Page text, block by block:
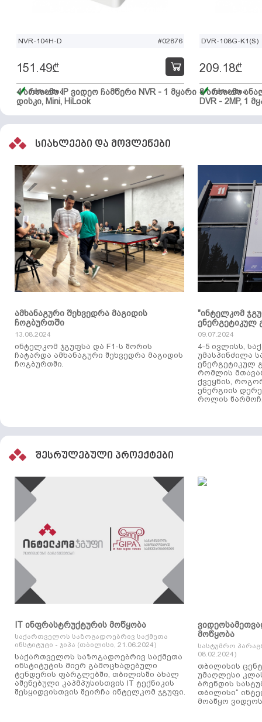
NVR-104H-D #02876
4 არხიანი IP ვიდეო ჩამწერი NVR - 1 მყარი
დისკი, Mini, HiLook
151.49₾
მარაგშია
DVR-108G-K1(S)
8 არხიანი
DVR - 2MP, 1
209.18₾
მარაგშია
სიახლეები და მოვლენები
ამხანაგური შეხვედრა მაგიდის
ჩოგბურთში
13.08.2024
ინტელკომ ჯგუფსა და F1-ს შორის
ჩატარდა ამხანაგური შეხვედრა მაგიდის
ჩოგბურთში.
"ინტელკომ
ენერგეტიკულ
09.07.2024
4-5 ივლისს,
უმასპინძილა
ენერგეტიკულ
რომლის
ქვეყნის,
ენერგიის
როლის
შესრულებული პროექტები
IT ინფრასტრუქტურის მოწყობა
საქართველოს საზოგადოებრივ საქმეთა
ინსტიტუტი - ჯიპა (თბილისი, 21.06.2024)
საქართველოს საზოგადოებრივ საქმეთა
ინსტიტუტის მიერ გამოცხადებული
ტენდერის ფარგლებში, თბილისში ახალ
აშენებული კაპმპუსისთვის IT ტექნიკის
შესყიდვისთვის შეირჩა ინტელკომ ჯგუფი.
მოწყობა
სასტუმრო
08.02.2024)
თბილისის
უმაღლესი
ბრენდის
თბილისი“
მოაწყო